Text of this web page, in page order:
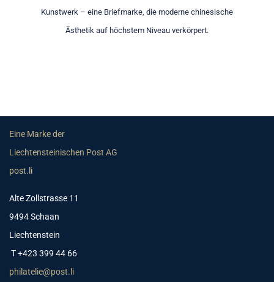
Kunstwerk – eine Briefmarke, die moderne chinesische
Ästhetik auf höchstem Niveau verkörpert.
Eine Marke der
Liechtensteinischen Post AG
post.li
Alte Zollstrasse 11
9494 Schaan
Liechtenstein
T +423 399 44 66
philatelie@post.li